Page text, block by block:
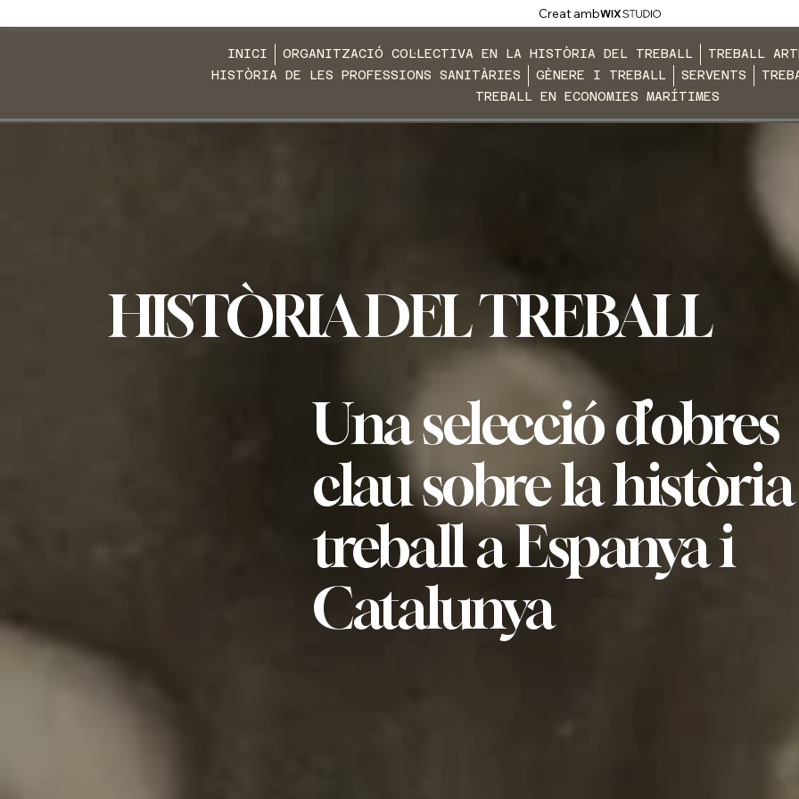
Creat amb
INICI ORGANITZACIÓ COL·LECTIVA EN LA HISTÒRIA DEL TREBALL
TREBALL
HISTÒRIA DE LES PROFESSIONS SANITÀRIES
GÈNERE I TREBALL SERVENTS
TREBALL EN ECONOMIES MARÍTIMES
HISTÒRIA DEL TREBALL
Una selecció d’obres
clau sobre la
treball a Espanya i
Catalunya